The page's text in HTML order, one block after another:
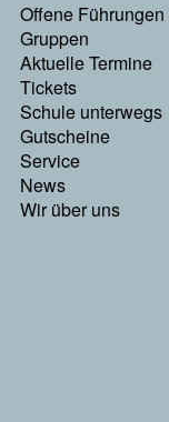
Links
Offene Führungen
Gruppen
Aktuelle Termine
Tickets
Schule unterwegs
Gutscheine
Service
News
Wir über uns